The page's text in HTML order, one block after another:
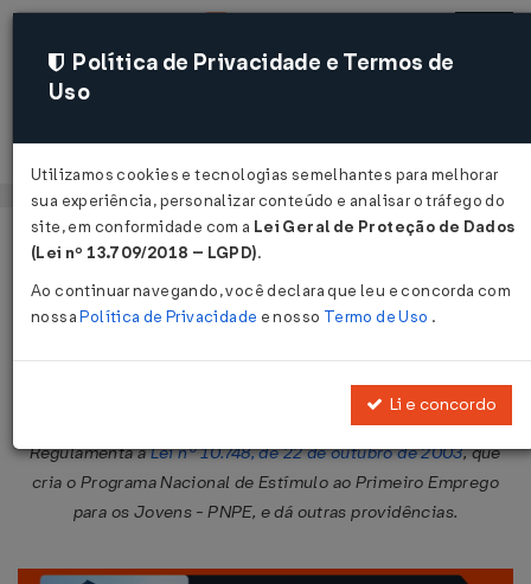
Acessar
Página Inicial Legislações
Decreto nº 5.199 de 30/08/2004
Publicado no DOU em 31 ago 2004
Regulamenta aLei nº 10.748, de 22 de outubro de 2003, que
cria o Programa Nacional de Estímulo ao Primeiro Emprego
para os Jovens - PNPE, e dá outras providências.
Política de Privacidade e Termos de
Uso
Utilizamos cookies e tecnologias semelhantes para melhorar
sua experiência, personalizar conteúdo e analisar o tráfego do
site, em conformidade com a Lei Geral de Proteção de Dados
(Lei nº 13.709/2018 – LGPD).
Ao continuar navegando, você declara que leu e concorda com
nossaPolítica de Privacidade e nosso Termo de Uso .
Li e concordo